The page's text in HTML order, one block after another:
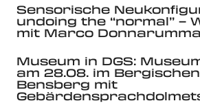
Sensorische
undoing the “normal” –
mit Marco Donnarumma
Museum in DGS:
am 28.08. im
Bensberg mit